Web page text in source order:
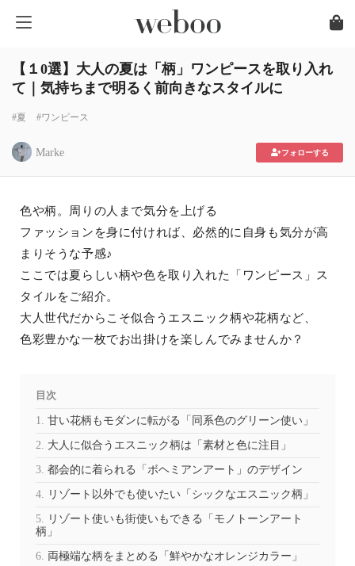
【１0選】大人の夏は「柄」ワンピースを取り入れ
て｜気持ちまで明るく前向きなスタイルに
#夏 #ワンピース
Marke フォローする
色や柄。周りの人まで気分を上げる
ファッションを身に付ければ、必然的に自身も気分が高
まりそうな予感♪
ここでは夏らしい柄や色を取り入れた「ワンピース」ス
タイルをご紹介。
大人世代だからこそ似合うエスニック柄や花柄など、
色彩豊かな一枚でお出掛けを楽しんでみませんか？
目次
甘い花柄もモダンに転がる「同系色のグリーン使い」
大人に似合うエスニック柄は「素材と色に注目」
都会的に着られる「ボヘミアンアート」のデザイン
リゾート以外でも使いたい「シックなエスニック柄」
リゾート使いも街使いもできる「モノトーンアート
柄」
両極端な柄をまとめる「鮮やかなオレンジカラー」